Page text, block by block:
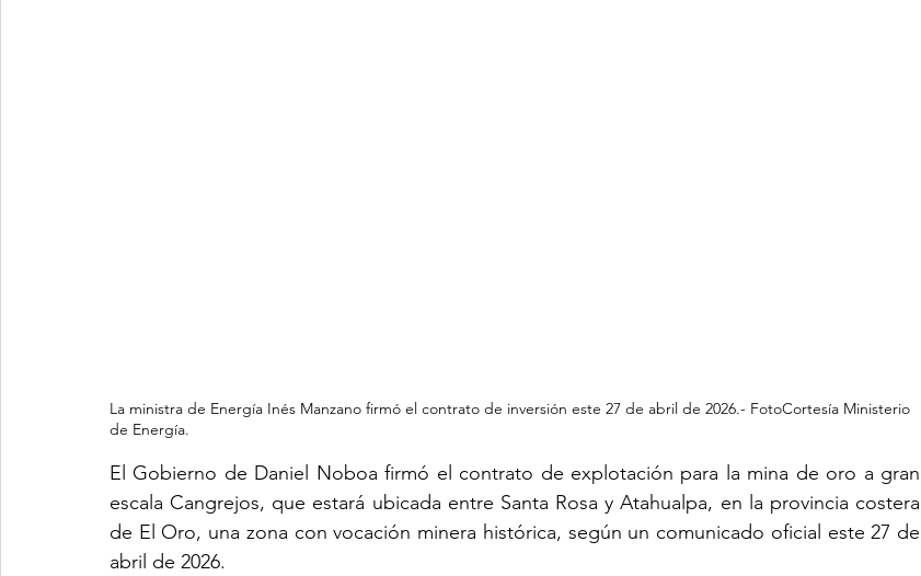
La ministra de Energía Inés Manzano firmó el contrato de inversión este 27 de abril de 2026.- FotoCortesía Ministerio
de Energía.
El Gobierno de Daniel Noboa firmó el contrato de explotación para la mina de oro a gran
escala Cangrejos, que estará ubicada entre Santa Rosa y Atahualpa, en la provincia costera
de El Oro, una zona con vocación minera histórica, según un comunicado oficial este 27 de
abril de 2026.